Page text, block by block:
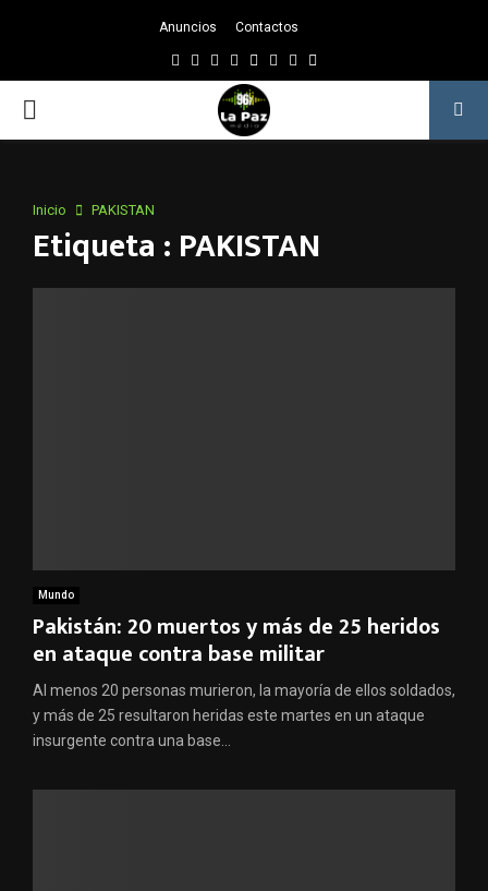
Anuncios Contactos
Facebook
TwitterInstagram
Youtube
EmailTwitchWhatsapp
PRIMARY
Inicio PAKISTAN
Etiqueta : PAKISTAN
Mundo
Pakistán: 20 muertos y más de 25 heridos
en ataque contra base militar
Al menos 20 personas murieron, la mayoría de ellos soldados,
y más de 25 resultaron heridas este martes en un ataque
insurgente contra una base...